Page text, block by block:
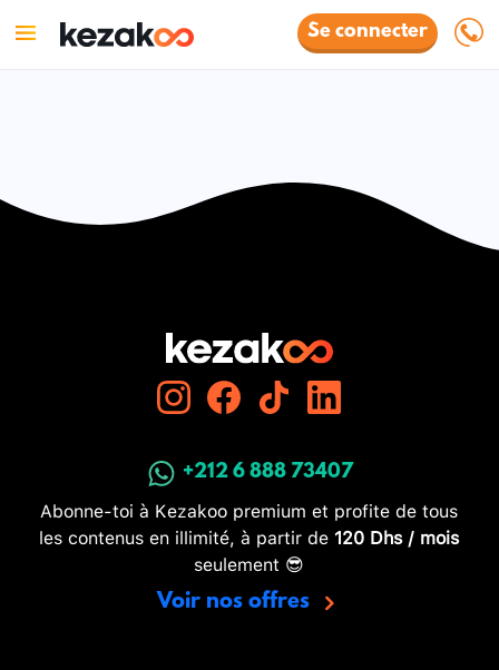
Se connecter
+212 6 888 73407
Abonne-toi à Kezakoo premium et profite de tous
les contenus en illimité, à partir de 120 Dhs / mois
seulement 😎
Voir nos offres